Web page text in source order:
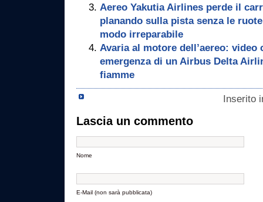
Aereo Yakutia Airlines perde il
planando sulla pista senza le
modo irreparabile
Avaria al motore dell’aereo: video
emergenza di un Airbus Delta
fiamme
Inserito
Lascia un commento
Nome
E-Mail (non sarà pubblicata)